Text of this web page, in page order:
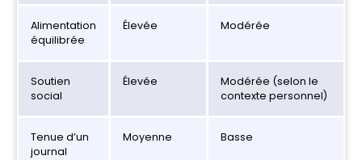
Alimentation
équilibrée
Élevée Modérée
Soutien
social
Élevée
Modérée (selon le
contexte personnel)
Tenue d’un
journal
Moyenne Basse